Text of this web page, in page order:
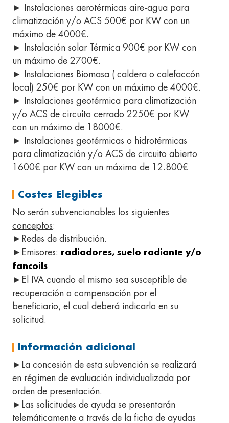
► Instalaciones aerotérmicas aire-agua para
climatización y/o ACS 500€ por KW con un
máximo de 4000€.
► Instalación solar Térmica 900€ por KW con
un máximo de 2700€.
► Instalaciones Biomasa ( caldera o calefaccón
local) 250€ por KW con un máximo de 4000€.
► Instalaciones geotérmica para climatización
y/o ACS de circuito cerrado 2250€ por KW
con un máximo de 18000€.
► Instalaciones geotérmicas o hidrotérmicas
para climatización y/o ACS de circuito abierto
1600€ por KW con un máximo de 12.800€
Costes Elegibles
No serán subvencionables los siguientes
conceptos:
►Redes de distribución.
►Emisores: radiadores, suelo radiante y/o
fancoils
►El IVA cuando el mismo sea susceptible de
recuperación o compensación por el
beneficiario, el cual deberá indicarlo en su
solicitud.
Información adicional
►La concesión de esta subvención se realizará
en régimen de evaluación individualizada por
orden de presentación.
►Las solicitudes de ayuda se presentarán
telemáticamente a través de la ficha de ayudas